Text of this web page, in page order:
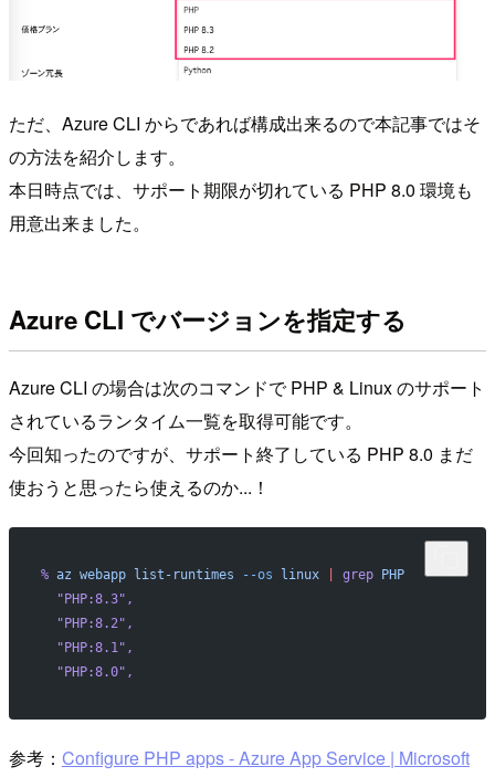
ただ、Azure CLI からであれば構成出来るので本記事ではそ
の方法を紹介します。
本日時点では、サポート期限が切れている PHP 8.0 環境も
用意出来ました。
Azure CLI でバージョンを指定する
Azure CLI の場合は次のコマンドで PHP & Linux のサポート
されているランタイム一覧を取得可能です。
今回知ったのですが、サポート終了している PHP 8.0 まだ
使おうと思ったら使えるのか...！
% az webapp list-runtimes --os linux | grep PHP
  "PHP:8.3"
,
  "PHP:8.2"
,
  "PHP:8.1"
,
  "PHP:8.0"
,
参考： Configure PHP apps - Azure App Service | Microsoft